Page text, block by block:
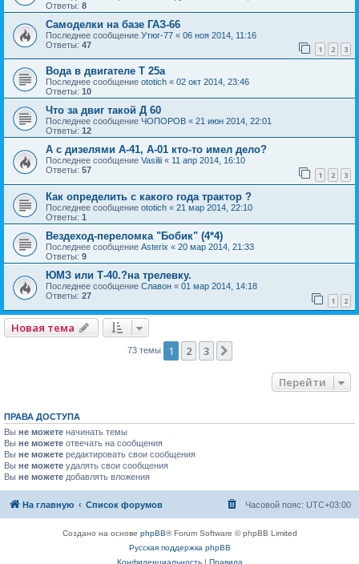
Ответы: 8
Самоделки на базе ГАЗ-66
Последнее сообщение Утюг-77 « 06 ноя 2014, 11:16
Ответы: 47 1 2 3
Вода в двигателе Т 25а
Последнее сообщение ototich « 02 окт 2014, 23:46
Ответы: 10
Что за двиг такой Д 60
Последнее сообщение ЧОПОРОВ « 21 июн 2014, 22:01
Ответы: 12
А с дизелями А-41, А-01 кто-то имел дело?
Последнее сообщение Vasilii « 11 апр 2014, 16:10
Ответы: 57 1 2 3
Как определить с какого года трактор ?
Последнее сообщение ototich « 21 мар 2014, 22:10
Ответы: 1
Вездеход-переломка "Бобик" (4*4)
Последнее сообщение Asterix « 20 мар 2014, 21:33
Ответы: 9
ЮМЗ или Т-40.?на трелевку.
Последнее сообщение Славон « 01 мар 2014, 14:18
Ответы: 27 1 2
Новая тема
73 темы 1 2 3
Перейти
ПРАВА ДОСТУПА
Вы не можете начинать темы
Вы не можете отвечать на сообщения
Вы не можете редактировать свои сообщения
Вы не можете удалять свои сообщения
Вы не можете добавлять вложения
На главную Список форумов Часовой пояс: UTC+03:00
Создано на основе phpBB® Forum Software © phpBB Limited
Русская поддержка phpBB
Конфиденциальность| Правила